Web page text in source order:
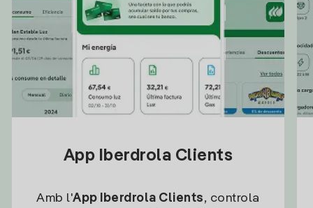
App Iberdrola Clients
Amb l'App Iberdrola Clients, controla